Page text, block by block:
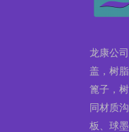
龙康公
盖，树
篦子，
同材质
板、球